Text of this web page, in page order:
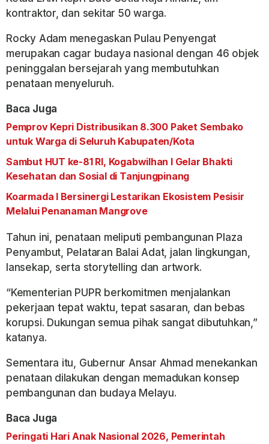
kontraktor, dan sekitar 50 warga.
Rocky Adam menegaskan Pulau Penyengat
merupakan cagar budaya nasional dengan 46 objek
peninggalan bersejarah yang membutuhkan
penataan menyeluruh.
Baca Juga
Pemprov Kepri Distribusikan 8.300 Paket Sembako
untuk Warga di Seluruh Kabupaten/Kota
Sambut HUT ke-81 RI, Kogabwilhan I Gelar Bhakti
Kesehatan dan Sosial di Tanjungpinang
Koarmada I Bersinergi Lestarikan Ekosistem Pesisir
Melalui Penanaman Mangrove
Tahun ini, penataan meliputi pembangunan Plaza
Penyambut, Pelataran Balai Adat, jalan lingkungan,
lansekap, serta storytelling dan artwork.
“Kementerian PUPR berkomitmen menjalankan
pekerjaan tepat waktu, tepat sasaran, dan bebas
korupsi. Dukungan semua pihak sangat dibutuhkan,”
katanya.
Sementara itu, Gubernur Ansar Ahmad menekankan
penataan dilakukan dengan memadukan konsep
pembangunan dan budaya Melayu.
Baca Juga
Peringati Hari Anak Nasional 2026, Pemerintah